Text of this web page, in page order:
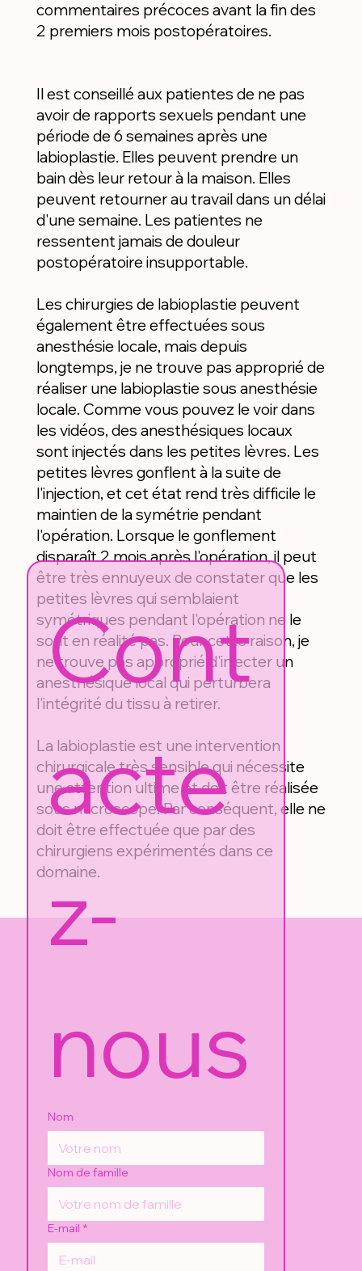
commentaires précoces avant la fin des
2 premiers mois postopératoires.
Il est conseillé aux patientes de ne pas
avoir de rapports sexuels pendant une
période de 6 semaines après une
labioplastie. Elles peuvent prendre un
bain dès leur retour à la maison. Elles
peuvent retourner au travail dans un délai
d'une semaine. Les patientes ne
ressentent jamais de douleur
postopératoire insupportable.
Les chirurgies de labioplastie peuvent
également être effectuées sous
anesthésie locale, mais depuis
longtemps, je ne trouve pas approprié de
réaliser une labioplastie sous anesthésie
locale. Comme vous pouvez le voir dans
les vidéos, des anesthésiques locaux
sont injectés dans les petites lèvres. Les
petites lèvres gonflent à la suite de
l'injection, et cet état rend très difficile le
maintien de la symétrie pendant
l'opération. Lorsque le gonflement
disparaît 2 mois après l'opération, il peut
être très ennuyeux de constater que les
petites lèvres qui semblaient
symétriques pendant l'opération ne le
sont en réalité pas. Pour cette raison, je
ne trouve pas approprié d'injecter un
anesthésique local qui perturbera
l'intégrité du tissu à retirer.
La labioplastie est une intervention
chirurgicale très sensible qui nécessite
une attention ultime et doit être réalisée
sous microscope. Par conséquent, elle ne
doit être effectuée que par des
chirurgiens expérimentés dans ce
domaine.
Cont
acte
z-
nous
Nom
Nom de famille
E-mail *